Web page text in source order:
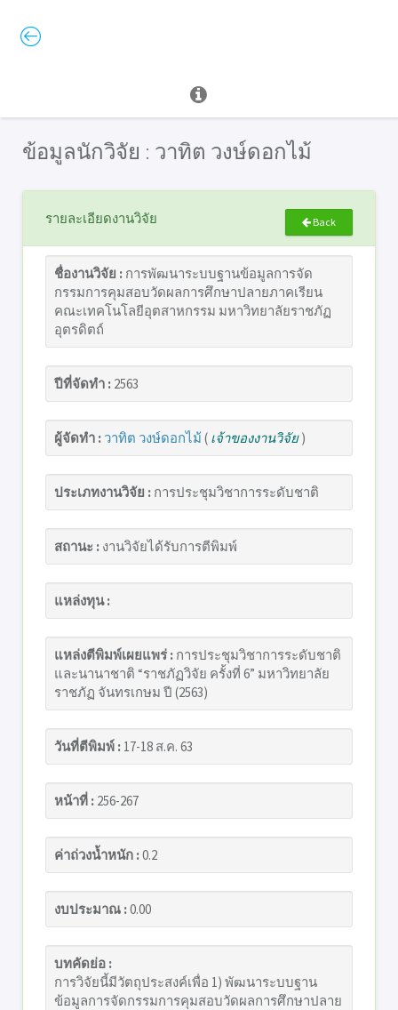
ข้อมูลนักวิจัย : วาทิต วงษ์ดอกไม้
รายละเอียดงานวิจัย Back
ชื่องานวิจัย : การพัฒนาระบบฐานข้อมูลการจัด
กรรมการคุมสอบวัดผลการศึกษาปลายภาคเรียน
คณะเทคโนโลยีอุตสาหกรรม มหาวิทยาลัยราชภัฏ
อุตรดิตถ์
ปีที่จัดทำ : 2563
ผู้จัดทำ : วาทิต วงษ์ดอกไม้( เจ้าของงานวิจัย)
ประเภทงานวิจัย : การประชุมวิชาการระดับชาติ
สถานะ : งานวิจัยได้รับการตีพิมพ์
แหล่งทุน :
แหล่งตีพิมพ์เผยแพร่ : การประชุมวิชาการระดับชาติ
และนานาชาติ “ราชภัฏวิจัย ครั้งที่ 6” มหาวิทยาลัย
ราชภัฏ จันทรเกษม ปี (2563)
วันที่ตีพิมพ์ : 17-18 ส.ค. 63
หน้าที่ : 256-267
ค่าถ่วงน้ำหนัก :0.2
งบประมาณ :0.00
บทคัดย่อ :
การวิจัยนี้มีวัตถุประสงค์เพื่อ 1) พัฒนาระบบฐาน
ข้อมูลการจัดกรรมการคุมสอบวัดผลการศึกษาปลาย